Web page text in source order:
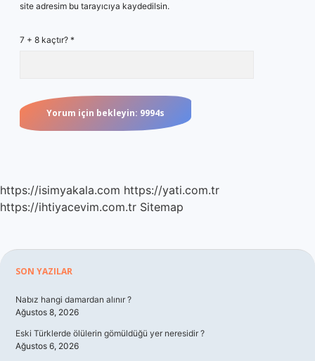
site adresim bu tarayıcıya kaydedilsin.
7 + 8 kaçtır? *
https://isimyakala.com https://yati.com.tr
https://ihtiyacevim.com.tr Sitemap
Sidebar
SON YAZILAR
Nabız hangi damardan alınır ?
Ağustos 8, 2026
Eski Türklerde ölülerin gömüldüğü yer neresidir ?
Ağustos 6, 2026